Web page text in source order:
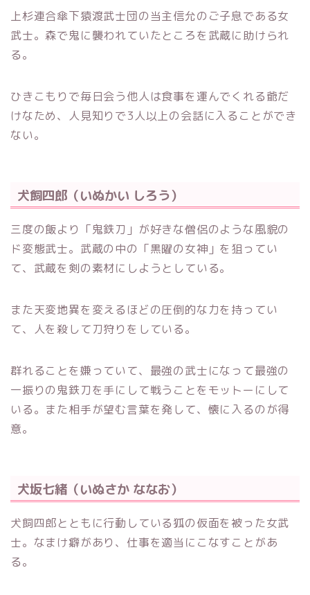
上杉連合傘下猿渡武士団の当主信允のご子息である女
武士。森で鬼に襲われていたところを武蔵に助けられ
る。
ひきこもりで毎日会う他人は食事を運んでくれる爺だ
けなため、人見知りで3人以上の会話に入ることができ
ない。
犬飼四郎（いぬかい しろう）
三度の飯より「鬼鉄刀」が好きな僧侶のような風貌の
ド変態武士。武蔵の中の「黒曜の女神」を狙ってい
て、武蔵を剣の素材にしようとしている。
また天変地異を変えるほどの圧倒的な力を持ってい
て、人を殺して刀狩りをしている。
群れることを嫌っていて、最強の武士になって最強の
一振りの鬼鉄刀を手にして戦うことをモットーにして
いる。また相手が望む言葉を発して、懐に入るのが得
意。
犬坂七緒（いぬさか ななお）
犬飼四郎とともに行動している狐の仮面を被った女武
士。なまけ癖があり、仕事を適当にこなすことがあ
る。